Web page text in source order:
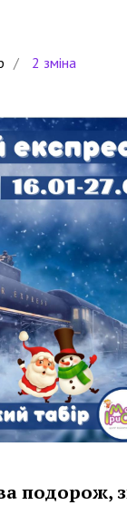
/ 2 зміна
подорож,